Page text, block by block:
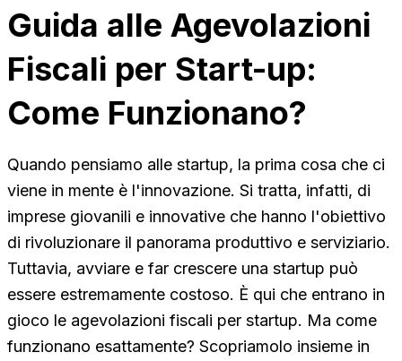
Guida alle Agevolazioni
Fiscali per Start-up:
Come Funzionano?
Quando pensiamo alle startup, la prima cosa che ci
viene in mente è l'innovazione. Si tratta, infatti, di
imprese giovanili e innovative che hanno l'obiettivo
di rivoluzionare il panorama produttivo e serviziario.
Tuttavia, avviare e far crescere una startup può
essere estremamente costoso. È qui che entrano in
gioco le agevolazioni fiscali per startup. Ma come
funzionano esattamente? Scopriamolo insieme in